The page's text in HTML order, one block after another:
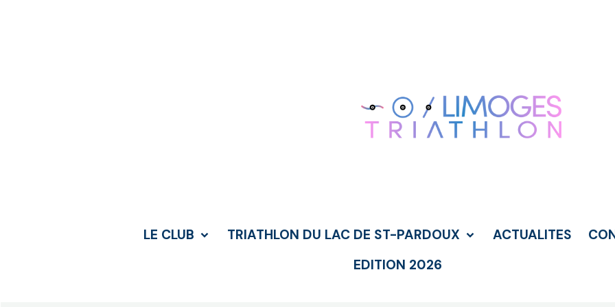
LE CLUB TRIATHLON DU LAC DE ST-PARDOUX ACTUALITES
EDITION 2026